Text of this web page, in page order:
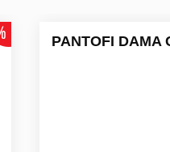
PANTOFI DAMA